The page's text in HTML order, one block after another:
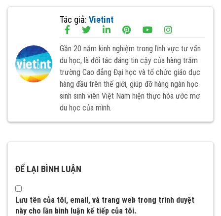
Tác giả: Vietint
Gần 20 năm kinh nghiệm trong lĩnh vực tư vấn
du học, là đối tác đáng tin cậy của hàng trăm
trường Cao đẳng Đại học và tổ chức giáo dục
hàng đầu trên thế giới, giúp đỡ hàng ngàn học
sinh sinh viên Việt Nam hiện thực hóa ước mơ
du học của mình.
ĐỂ LẠI BÌNH LUẬN
Lưu tên của tôi, email, và trang web trong trình duyệt
này cho lần bình luận kế tiếp của tôi.